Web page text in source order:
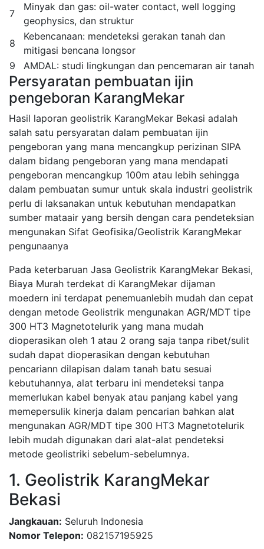
7
Minyak dan gas: oil-water contact, well logging
geophysics, dan struktur
8
Kebencanaan: mendeteksi gerakan tanah dan
mitigasi bencana longsor
9
AMDAL: studi lingkungan dan pencemaran air tanah
Persyaratan pembuatan ijin
pengeboran KarangMekar
Hasil laporan geolistrik KarangMekar Bekasi adalah
salah satu persyaratan dalam pembuatan ijin
pengeboran yang mana mencangkup perizinan SIPA
dalam bidang pengeboran yang mana mendapati
pengeboran mencangkup 100m atau lebih sehingga
dalam pembuatan sumur untuk skala industri geolistrik
perlu di laksanakan untuk kebutuhan mendapatkan
sumber mataair yang bersih dengan cara pendeteksian
mengunakan Sifat Geofisika/Geolistrik KarangMekar
pengunaanya
Pada keterbaruan Jasa Geolistrik KarangMekar Bekasi,
Biaya Murah terdekat di KarangMekar dijaman
moedern ini terdapat penemuanlebih mudah dan cepat
dengan metode Geolistrik mengunakan AGR/MDT tipe
300 HT3 Magnetotelurik yang mana mudah
dioperasikan oleh 1 atau 2 orang saja tanpa ribet/sulit
sudah dapat dioperasikan dengan kebutuhan
pencariann dilapisan dalam tanah batu sesuai
kebutuhannya, alat terbaru ini mendeteksi tanpa
memerlukan kabel benyak atau panjang kabel yang
memepersulik kinerja dalam pencarian bahkan alat
mengunakan AGR/MDT tipe 300 HT3 Magnetotelurik
lebih mudah digunakan dari alat-alat pendeteksi
metode geolistriki sebelum-sebelumnya.
1. Geolistrik KarangMekar
Bekasi
Jangkauan: Seluruh Indonesia
Nomor Telepon: 082157195925